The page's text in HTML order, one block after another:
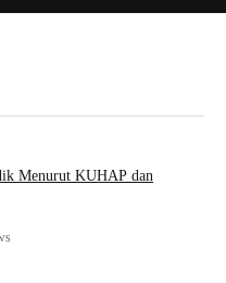
Menurut KUHAP dan